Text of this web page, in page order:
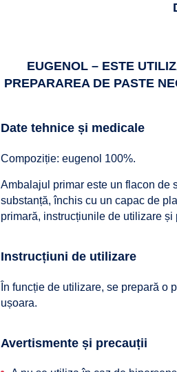
EUGENOL – ESTE
PREPARAREA DE PASTE
Date tehnice și medicale
Compoziție: eugenol 100%.
Ambalajul primar este un flacon de
substanță, închis cu un capac de
primară, instrucțiunile de utilizare
Instrucțiuni de utilizare
În funcție de utilizare, se prepară o
ușoara.
Avertismente și precauții